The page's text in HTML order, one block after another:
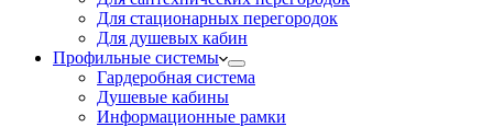
Для стационарных перегородок
Для душевых кабин
Профильные системы
Гардеробная система
Душевые кабины
Информационные рамки